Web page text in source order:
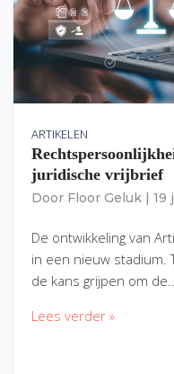
ARTIKELEN
juridische vrijbrief
Door Floor Geluk 19
De ontwikkeling van
in een nieuw stadium.
de kans grijpen om de…
Lees verder »